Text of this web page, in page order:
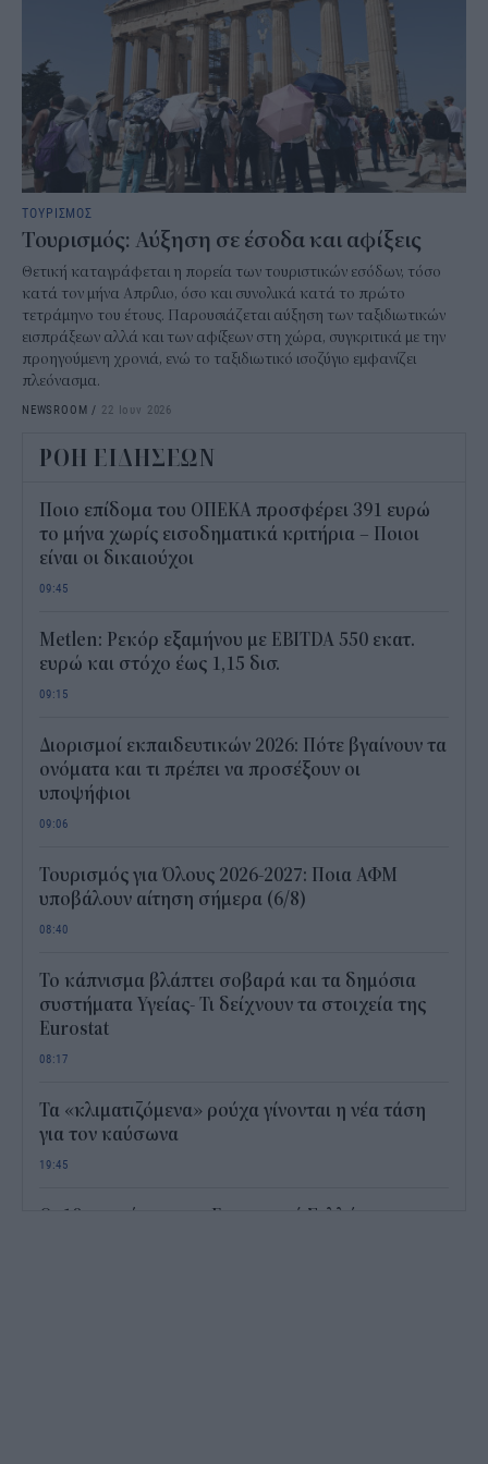
ΤΟΥΡΙΣΜΟΣ
Τουρισμός: Αύξηση σε έσοδα και αφίξεις
Θετική καταγράφεται η πορεία των τουριστικών εσόδων, τόσο
κατά τον μήνα Απρίλιο, όσο και συνολικά κατά το πρώτο
τετράμηνο του έτους. Παρουσιάζεται αύξηση των ταξιδιωτικών
εισπράξεων αλλά και των αφίξεων στη χώρα, συγκριτικά με την
προηγούμενη χρονιά, ενώ το ταξιδιωτικό ισοζύγιο εμφανίζει
πλεόνασμα.
NEWSROOM / 22 Ιουν 2026
ΡΟΗ ΕΙΔΗΣΕΩΝ
Ποιο επίδομα του ΟΠΕΚΑ προσφέρει 391 ευρώ
το μήνα χωρίς εισοδηματικά κριτήρια – Ποιοι
είναι οι δικαιούχοι
09:45
Metlen: Ρεκόρ εξαμήνου με EBITDA 550 εκατ.
ευρώ και στόχο έως 1,15 δισ.
09:15
Διορισμοί εκπαιδευτικών 2026: Πότε βγαίνουν τα
ονόματα και τι πρέπει να προσέξουν οι
υποψήφιοι
09:06
Τουρισμός για Όλους 2026-2027: Ποια ΑΦΜ
υποβάλουν αίτηση σήμερα (6/8)
08:40
Το κάπνισμα βλάπτει σοβαρά και τα δημόσια
συστήματα Υγείας- Τι δείχνουν τα στοιχεία της
Eurostat
08:17
Τα «κλιματιζόμενα» ρούχα γίνονται η νέα τάση
για τον καύσωνα
19:45
Οι 10 προτάσεις του Εμπορικού Συλλόγου